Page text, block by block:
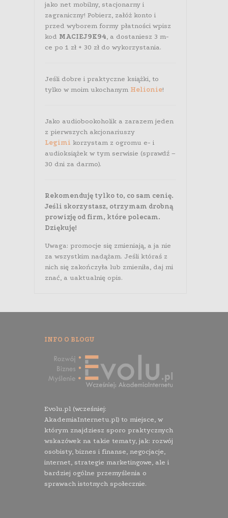
jako net mobilny, stacjonarny i
zagraniczny! Pobierz, załóż konto i
przed wyborem formy płatności wpisz
kod MACIEJ9K94, a dostaniesz 3 m-
ce po 1 zł + 30 zł do wykorzystania.
Jeśli dobre i praktyczne książki, to
tylko w moim ukochanym Helionie!
Jako audiobookoholik a zarazem jeden
z pierwszych akcjonariuszy
Legimi korzystam z ogromu e- i
audioksiążek w tym serwisie (sprawdź –
30 dni za darmo).
Rekomenduję tylko to, co sam cenię.
Jeśli skorzystasz, otrzymam drobną
prowizję od firm, które polecam.
Dziękuję!
Uwaga: promocje się zmieniają, a ja nie
za wszystkim nadążam. Jeśli któraś z
nich się zakończyła lub zmieniła, daj mi
znać, a uaktualnię opis.
INFO O BLOGU
Evolu.pl (wcześniej:
AkademiaInternetu.pl) to miejsce, w
którym znajdziesz sporo praktycznych
wskazówek na takie tematy, jak: rozwój
osobisty, biznes i finanse, negocjacje,
internet, strategie marketingowe, ale i
bardziej ogólne przemyślenia o
sprawach istotnych społecznie.